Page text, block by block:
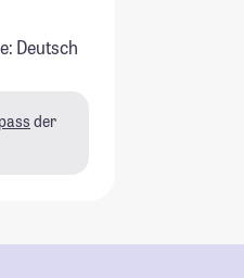
Deutsch
der